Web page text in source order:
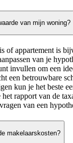
van mijn woning?
of appartement is
van je
invullen om een
een betrouwbare
kun je het beste
rapport van de
van een
makelaarskosten?